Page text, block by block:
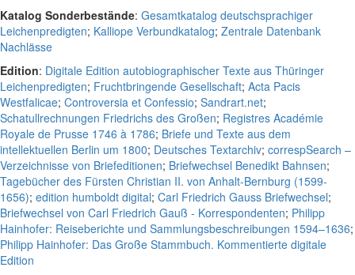
Katalog Sonderbestände: Gesamtkatalog deutschsprachiger
Leichenpredigten; Kalliope Verbundkatalog; Zentrale Datenbank
Nachlässe
Edition: Digitale Edition autobiographischer Texte aus Thüringer
Leichenpredigten; Fruchtbringende Gesellschaft; Acta Pacis
Westfalicae; Controversia et Confessio; Sandrart.net;
Schatullrechnungen Friedrichs des Großen; Registres Académie
Royale de Prusse 1746 à 1786; Briefe und Texte aus dem
intellektuellen Berlin um 1800; Deutsches Textarchiv; correspSearch –
Verzeichnisse von Briefeditionen; Briefwechsel Benedikt Bahnsen;
Tagebücher des Fürsten Christian II. von Anhalt-Bernburg (1599-
1656); edition humboldt digital; Carl Friedrich Gauss Briefwechsel;
Briefwechsel von Carl Friedrich Gauß - Korrespondenten; Philipp
Hainhofer: Reiseberichte und Sammlungsbeschreibungen 1594–1636;
Philipp Hainhofer: Das Große Stammbuch. Kommentierte digitale
Edition